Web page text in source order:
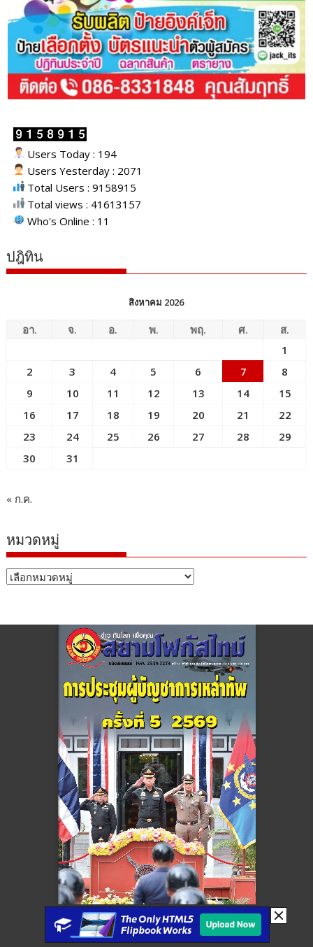
Users Today : 194
Users Yesterday : 2071
Total Users : 9158915
Total views : 41613157
Who's Online : 11
ปฎิทิน
สิงหาคม 2026
อา. จ. อ. พ. พฤ. ศ.
ส.
1
2
3 4 5 6 7
8
9
10 11 12 13 14
15
16
17 18 19 20 21
22
23
24 25 26 27 28
29
30
31
« ก.ค.
หมวดหมู่
หมวด